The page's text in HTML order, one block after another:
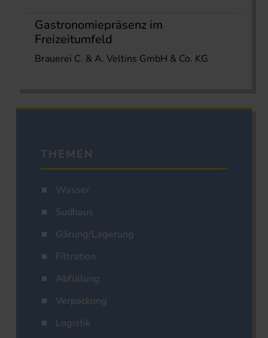
Gastronomiepräsenz im
Freizeitumfeld
Brauerei C. & A. Veltins GmbH & Co. KG
THEMEN
Wasser
Sudhaus
Gärung/Lagerung
Filtration
Abfüllung
Verpackung
Logistik